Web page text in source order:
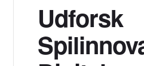
Udforsk